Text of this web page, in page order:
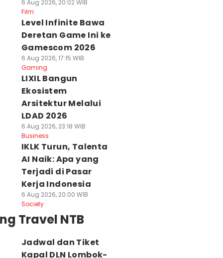
6 Aug 2026, 20:02 WIB
Film
Level Infinite Bawa
Deretan Game Ini ke
Gamescom 2026
6 Aug 2026, 17:15 WIB
Gaming
LIXIL Bangun
Ekosistem
Arsitektur Melalui
LDAD 2026
6 Aug 2026, 23:18 WIB
Business
IKLK Turun, Talenta
AI Naik: Apa yang
Terjadi di Pasar
Kerja Indonesia
6 Aug 2026, 20:00 WIB
Society
Travel NTB
Jadwal dan Tiket
Kapal DLN Lombok-